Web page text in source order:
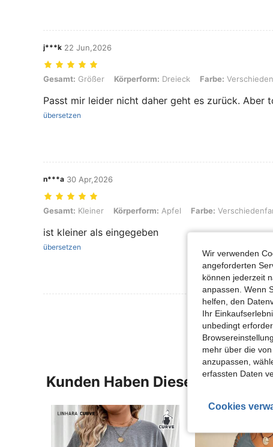
j***k 22 Jun,2026
Gesamt: Größer, Körperform: Dreieck, Farbe: Verschiedenfarbig,
Gesamt: Größer Körperform: Dreieck Farbe:
Passt mir leider nicht daher geht es zurück. Aber
übersetzen
n***a 30 Apr,2026
Gesamt: Kleiner, Körperform: Apfel, Farbe: Verschiedenfarbig, Größe:
Gesamt: Kleiner Körperform: Apfel Farbe:
ist kleiner als eingegeben
übersetzen
Mehr
Kunden Haben Diese Artikel
Wir verwenden
angeforderten
können jederzeit
anpassen. Wenn
helfen, den
Ihr
unbedingt
mehr über die
anzupassen,
erfassten Daten
Cookies